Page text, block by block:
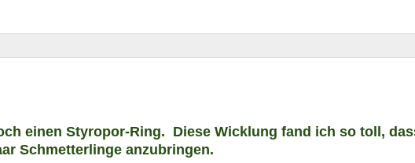
einen Styropor-Ring. Diese Wicklung fand ich so toll,
Schmetterlinge anzubringen.